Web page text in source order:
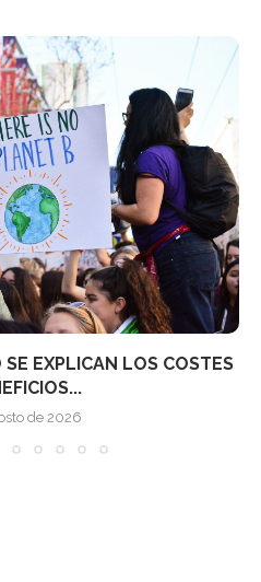
EXPLICAN LOS COSTES
de 2026